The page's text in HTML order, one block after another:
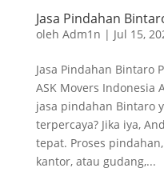
Jasa Pindahan
oleh Adm1n | Jul 15,
Jasa Pindahan Bintaro
ASK Movers Indonesia
jasa pindahan Bintaro
terpercaya? Jika iya,
tepat. Proses
kantor, atau gudang,...